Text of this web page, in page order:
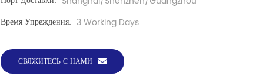
Время Упреждения: 3 Working Days
СВЯЖИТЕСЬ С НАМИ